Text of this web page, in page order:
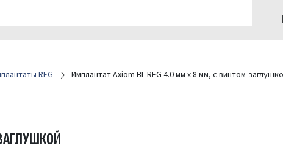
REG Имплантат Axiom BL REG 4.0 мм x 8 мм, с винтом-